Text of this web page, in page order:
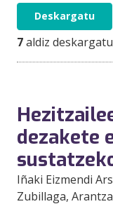
Deskargatu
7aldiz
dezakete
Iñaki Eizmendi
Zubillaga,